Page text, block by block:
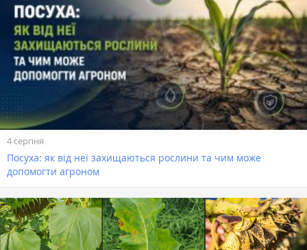
4 серпня
Посуха: як від неї захищаються рослини та чим може
допомогти агроном